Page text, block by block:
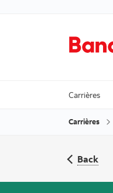
Carrières
Carrières
Back